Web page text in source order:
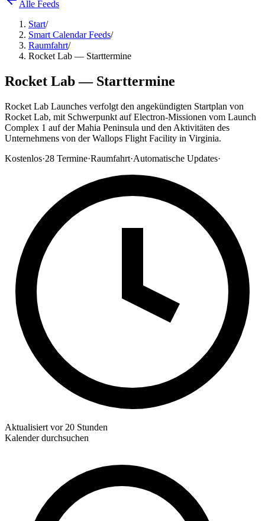
Alle Feeds
Start/
Smart Calendar Feeds/
Raumfahrt/
Rocket Lab — Starttermine
Rocket Lab — Starttermine
Rocket Lab Launches verfolgt den angekündigten Startplan von
Rocket Lab, mit Schwerpunkt auf Electron-Missionen vom Launch
Complex 1 auf der Mahia Peninsula und den Aktivitäten des
Unternehmens von der Wallops Flight Facility in Virginia.
Kostenlos·28 Termine·Raumfahrt·Automatische Updates·
Aktualisiert vor 20 Stunden
Kalender durchsuchen